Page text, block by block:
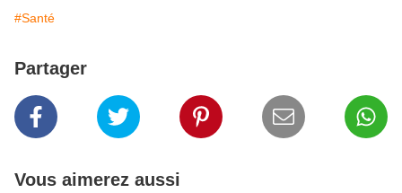
#Santé
Partager
Vous aimerez aussi